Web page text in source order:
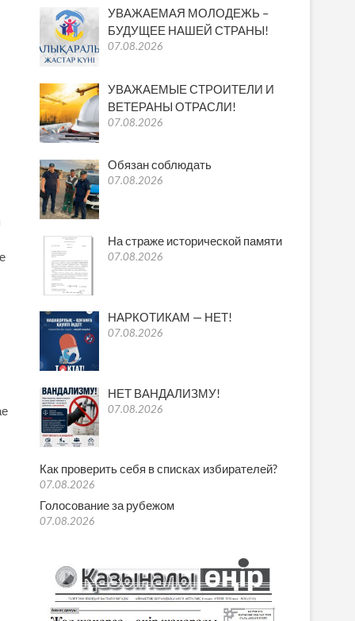
УВАЖАЕМАЯ МОЛОДЕЖЬ –
БУДУЩЕЕ НАШЕЙ СТРАНЫ!
07.08.2026
УВАЖАЕМЫЕ СТРОИТЕЛИ И
ВЕТЕРАНЫ ОТРАСЛИ!
07.08.2026
Обязан соблюдать
07.08.2026
На страже исторической памяти
07.08.2026
НАРКОТИКАМ — НЕТ!
07.08.2026
НЕТ ВАНДАЛИЗМУ!
07.08.2026
Как проверить себя в списках избирателей?
07.08.2026
Голосование за рубежом
07.08.2026